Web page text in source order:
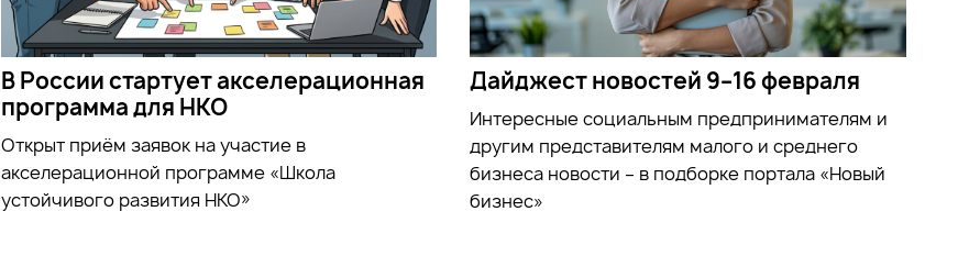
В России стартует акселерационная
программа для НКО
Открыт приём заявок на участие в
акселерационной программе «Школа
устойчивого развития НКО»
Дайджест новостей 9–16 февраля
Интересные социальным предпринимателям и
другим представителям малого и среднего
бизнеса новости – в подборке портала «Новый
бизнес»